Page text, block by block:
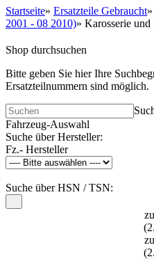
Startseite» Ersatzteile Gebraucht»
2001 - 08 2010)» Karosserie und
Shop durchsuchen
Bitte geben Sie hier Ihre
Ersatzteilnummern sind möglich.
Fahrzeug-Auswahl
Suche über Hersteller:
Fz.- Hersteller
Suche über HSN / TSN: